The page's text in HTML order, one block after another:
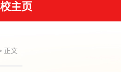
主页
正文